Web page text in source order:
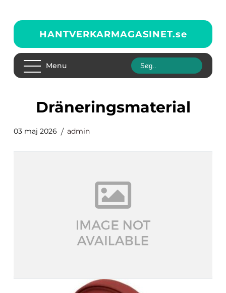
HANTVERKARMAGASINET.se
Menu
dräneringsmaterial
03 maj 2026 admin